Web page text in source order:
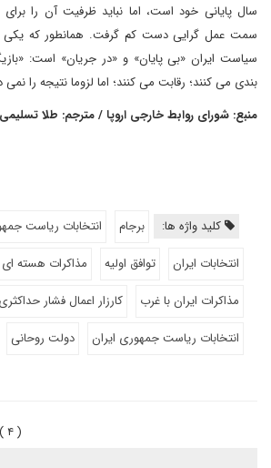
سال پایانی خود است، اما نباید ظرفیت آن را
سمت عمل گرایی دست کم گرفت. همانطور که یکی
سیاست ایران «بی پایان» و «در جریان» است:
بندی می کنند؛ رقابت می کنند؛ اما لزوما نتیجه را نمی
منبع: شورای روابط خارجی اروپا / مترجم: طلا تسلیمی
کلید واژه ها: برجام
انتخابات ریاست
انتخابات ایران
توافق اولیه
مذاکرات هسته ای
مذاکرات ایران با غرب
کارزار اعمال فشار
انتخابات ریاست جمهوری ایران
دولت روحانی
( ۴ )